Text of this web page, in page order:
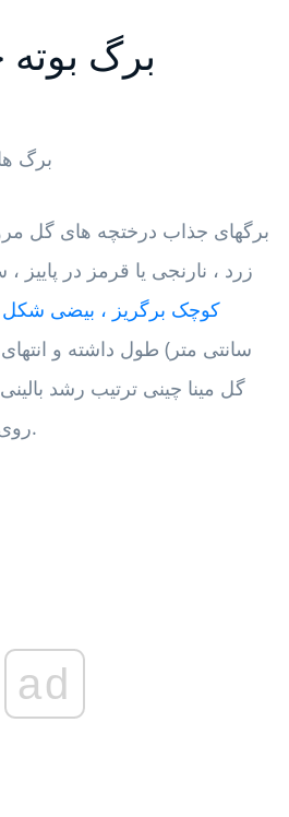
برگ
برگ
برگهای جذاب درختچه های گل
زرد ، نارنجی یا قرمز در پاییز
کوچک برگریز ، بیضی شکل
سانتی متر) طول داشته و
گل مینا چینی ترتیب رشد
روی ساقه ها رشد می کنند.
ad